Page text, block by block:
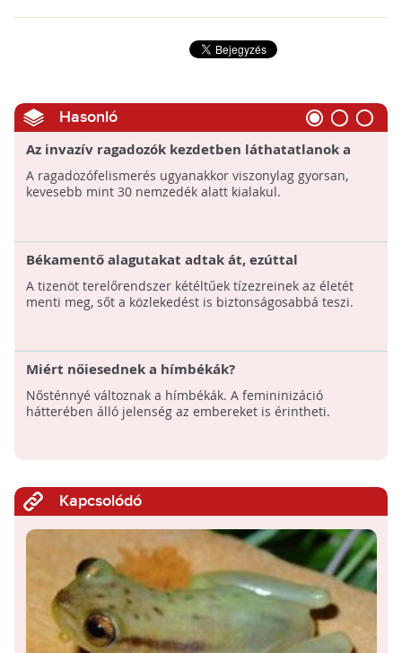
Hasonló
Az invazív ragadozók kezdetben láthatatlanok a
prédafajok számára
A ragadozófelismerés ugyanakkor viszonylag gyorsan,
kevesebb mint 30 nemzedék alatt kialakul.
Békamentő alagutakat adtak át, ezúttal
Nógrádban
A tizenöt terelőrendszer kétéltűek tízezreinek az életét
menti meg, sőt a közlekedést is biztonságosabbá teszi.
Miért nőiesednek a hímbékák?
Nősténnyé változnak a hímbékák. A femininizáció
hátterében álló jelenség az embereket is érintheti.
Kapcsolódó